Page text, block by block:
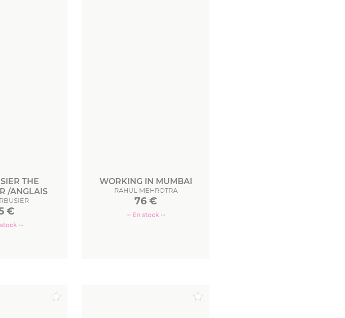
THE
/ANGLAIS
€
stock ···
WORKING IN MUMBAI
RAHUL MEHROTRA
76€
··· En stock ···